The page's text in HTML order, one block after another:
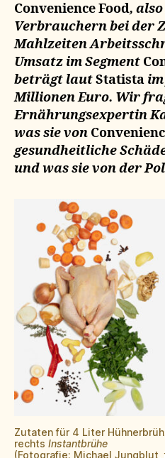
Convenience Food,
Verbrauchern bei der
Mahlzeiten
Umsatz im Segment
beträgt lautStatista
Millionen Euro. Wir
Ernährungsexpertin
was sie von
gesundheitliche
und was sie von der
Zutaten für 4 Liter
rechts Instantbrühe
(Fotografie: Michael Jungblut,